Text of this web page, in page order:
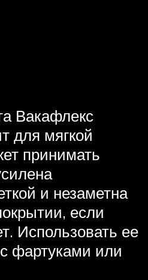
Вакафлекс
для мягкой
принимать
и незаметна
если
Использовать ее
фартуками или